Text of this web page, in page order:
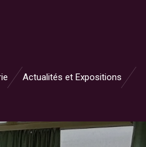
Actualités et Expositions